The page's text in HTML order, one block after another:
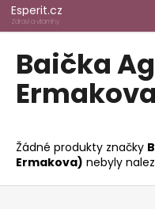
Přejít
na
obsah
Esperit.cz
Zdraví a vitamíny
Baička
Žádné produkty značky
Ermakova) nebyly
K
o
C
o
o
t
ř
Z